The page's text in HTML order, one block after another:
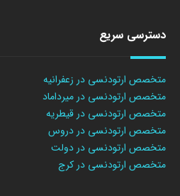
دسترسی سریع
متخصص ارتودنسی در زعفرانیه
متخصص ارتودنسی در میرداماد
متخصص ارتودنسی در قیطریه
متخصص ارتودنسی در دروس
متخصص ارتودنسی در دولت
متخصص ارتودنسی در کرج